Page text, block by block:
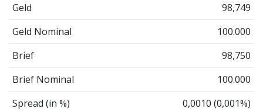
Geld
98,749
Geld Nominal
100.000
Brief
98,750
Brief Nominal
100.000
Spread (in %)
0,0010 (0,001%)